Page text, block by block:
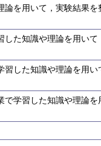
論を用いて，実験結果
した知識や理論を用い
習した知識や理論を用
で学習した知識や理論